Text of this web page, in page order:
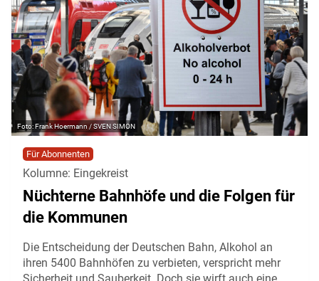
Frank Hoermann / SVEN SIMON
Für Abonnenten
Kolumne: Eingekreist
Nüchterne Bahnhöfe und die Folgen für
die Kommunen
Die Entscheidung der Deutschen Bahn, Alkohol an
ihren 5400 Bahnhöfen zu verbieten, verspricht mehr